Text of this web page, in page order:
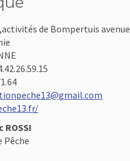
de Bompertuis avenue
ROSSI
Pêche